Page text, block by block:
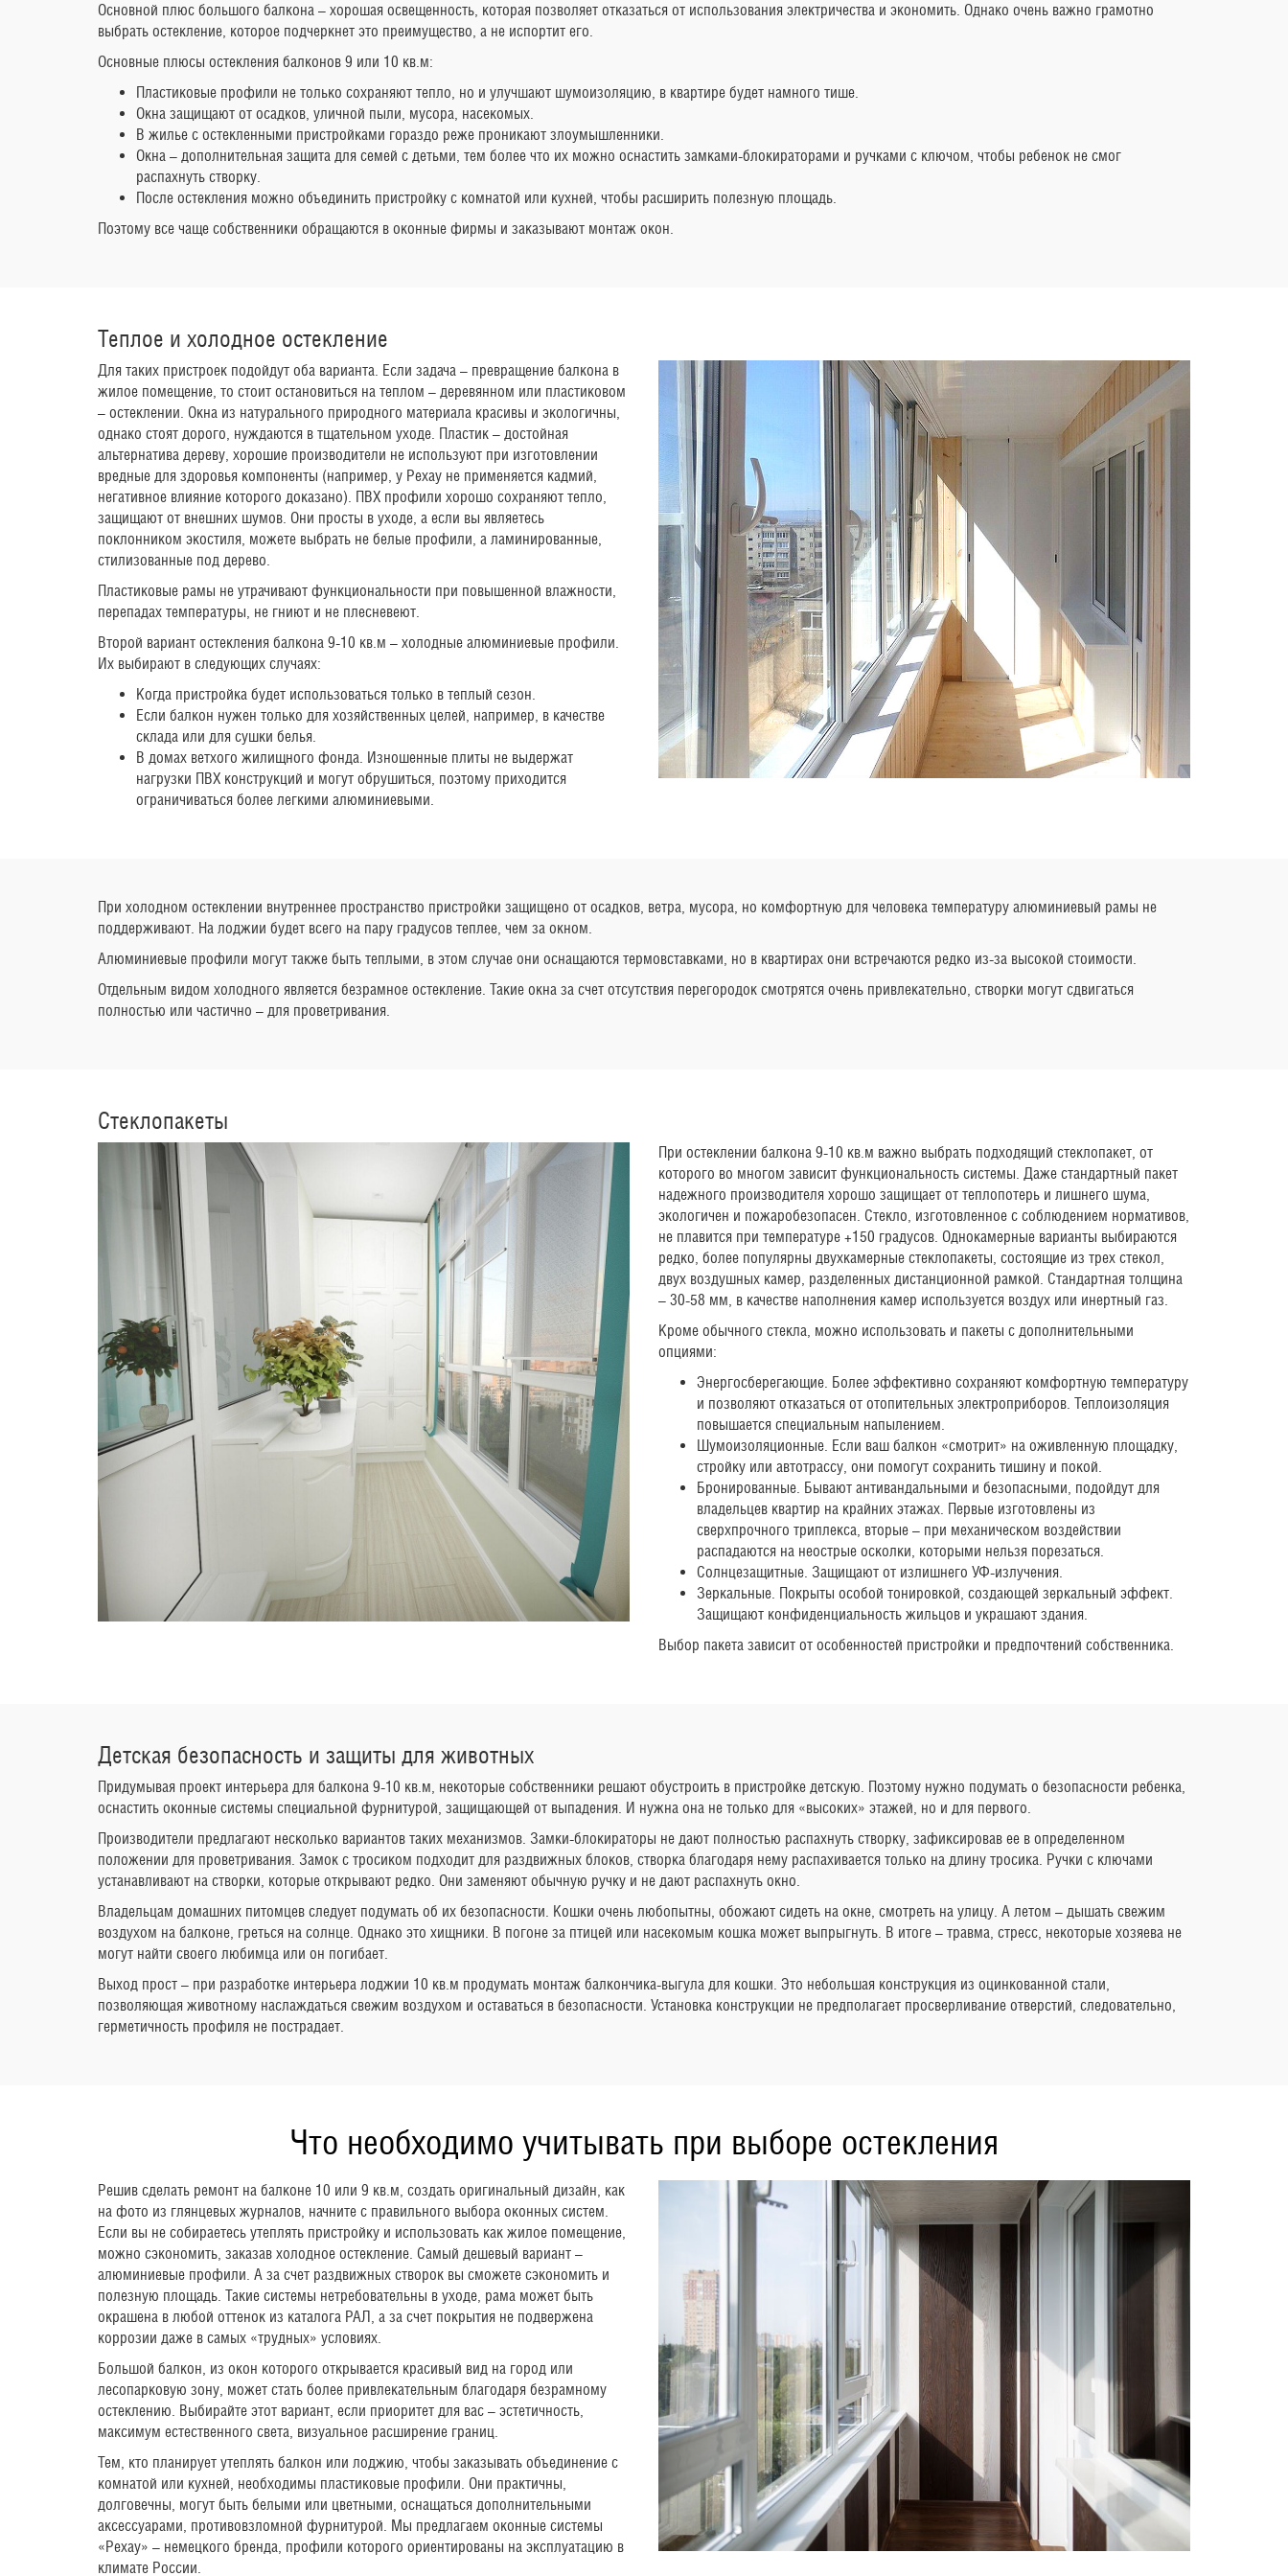
Основной плюс большого балкона – хорошая освещенность, которая позволяет отказаться от использования электричества и экономить. Однако очень важно грамотно
выбрать остекление, которое подчеркнет это преимущество, а не испортит его.
Основные плюсы остекления балконов 9 или 10 кв.м:
Пластиковые профили не только сохраняют тепло, но и улучшают шумоизоляцию, в квартире будет намного тише.
Окна защищают от осадков, уличной пыли, мусора, насекомых.
В жилье с остекленными пристройками гораздо реже проникают злоумышленники.
Окна – дополнительная защита для семей с детьми, тем более что их можно оснастить замками-блокираторами и ручками с ключом, чтобы ребенок не смог
распахнуть створку.
После остекления можно объединить пристройку с комнатой или кухней, чтобы расширить полезную площадь.
Поэтому все чаще собственники обращаются в оконные фирмы и заказывают монтаж окон.
Теплое и холодное остекление
Для таких пристроек подойдут оба варианта. Если задача – превращение балкона в
жилое помещение, то стоит остановиться на теплом – деревянном или пластиковом
– остеклении. Окна из натурального природного материала красивы и экологичны,
однако стоят дорого, нуждаются в тщательном уходе. Пластик – достойная
альтернатива дереву, хорошие производители не используют при изготовлении
вредные для здоровья компоненты (например, у Рехау не применяется кадмий,
негативное влияние которого доказано). ПВХ профили хорошо сохраняют тепло,
защищают от внешних шумов. Они просты в уходе, а если вы являетесь
поклонником экостиля, можете выбрать не белые профили, а ламинированные,
стилизованные под дерево.
Пластиковые рамы не утрачивают функциональности при повышенной влажности,
перепадах температуры, не гниют и не плесневеют.
Второй вариант остекления балкона 9-10 кв.м – холодные алюминиевые профили.
Их выбирают в следующих случаях:
Когда пристройка будет использоваться только в теплый сезон.
Если балкон нужен только для хозяйственных целей, например, в качестве
склада или для сушки белья.
В домах ветхого жилищного фонда. Изношенные плиты не выдержат
нагрузки ПВХ конструкций и могут обрушиться, поэтому приходится
ограничиваться более легкими алюминиевыми.
При холодном остеклении внутреннее пространство пристройки защищено от осадков, ветра, мусора, но комфортную для человека температуру алюминиевый рамы не
поддерживают. На лоджии будет всего на пару градусов теплее, чем за окном.
Алюминиевые профили могут также быть теплыми, в этом случае они оснащаются термовставками, но в квартирах они встречаются редко из-за высокой стоимости.
Отдельным видом холодного является безрамное остекление. Такие окна за счет отсутствия перегородок смотрятся очень привлекательно, створки могут сдвигаться
полностью или частично – для проветривания.
Стеклопакеты
При остеклении балкона 9-10 кв.м важно выбрать подходящий стеклопакет, от
которого во многом зависит функциональность системы. Даже стандартный пакет
надежного производителя хорошо защищает от теплопотерь и лишнего шума,
экологичен и пожаробезопасен. Стекло, изготовленное с соблюдением нормативов,
не плавится при температуре +150 градусов. Однокамерные варианты выбираются
редко, более популярны двухкамерные стеклопакеты, состоящие из трех стекол,
двух воздушных камер, разделенных дистанционной рамкой. Стандартная толщина
– 30-58 мм, в качестве наполнения камер используется воздух или инертный газ.
Кроме обычного стекла, можно использовать и пакеты с дополнительными
опциями:
Энергосберегающие. Более эффективно сохраняют комфортную температуру
и позволяют отказаться от отопительных электроприборов. Теплоизоляция
повышается специальным напылением.
Шумоизоляционные. Если ваш балкон «смотрит» на оживленную площадку,
стройку или автотрассу, они помогут сохранить тишину и покой.
Бронированные. Бывают антивандальными и безопасными, подойдут для
владельцев квартир на крайних этажах. Первые изготовлены из
сверхпрочного триплекса, вторые – при механическом воздействии
распадаются на неострые осколки, которыми нельзя порезаться.
Солнцезащитные. Защищают от излишнего УФ-излучения.
Зеркальные. Покрыты особой тонировкой, создающей зеркальный эффект.
Защищают конфиденциальность жильцов и украшают здания.
Выбор пакета зависит от особенностей пристройки и предпочтений собственника.
Детская безопасность и защиты для животных
Придумывая проект интерьера для балкона 9-10 кв.м, некоторые собственники решают обустроить в пристройке детскую. Поэтому нужно подумать о безопасности ребенка,
оснастить оконные системы специальной фурнитурой, защищающей от выпадения. И нужна она не только для «высоких» этажей, но и для первого.
Производители предлагают несколько вариантов таких механизмов. Замки-блокираторы не дают полностью распахнуть створку, зафиксировав ее в определенном
положении для проветривания. Замок с тросиком подходит для раздвижных блоков, створка благодаря нему распахивается только на длину тросика. Ручки с ключами
устанавливают на створки, которые открывают редко. Они заменяют обычную ручку и не дают распахнуть окно.
Владельцам домашних питомцев следует подумать об их безопасности. Кошки очень любопытны, обожают сидеть на окне, смотреть на улицу. А летом – дышать свежим
воздухом на балконе, греться на солнце. Однако это хищники. В погоне за птицей или насекомым кошка может выпрыгнуть. В итоге – травма, стресс, некоторые хозяева не
могут найти своего любимца или он погибает.
Выход прост – при разработке интерьера лоджии 10 кв.м продумать монтаж балкончика-выгула для кошки. Это небольшая конструкция из оцинкованной стали,
позволяющая животному наслаждаться свежим воздухом и оставаться в безопасности. Установка конструкции не предполагает просверливание отверстий, следовательно,
герметичность профиля не пострадает.
Что необходимо учитывать при выборе остекления
Решив сделать ремонт на балконе 10 или 9 кв.м, создать оригинальный дизайн, как
на фото из глянцевых журналов, начните с правильного выбора оконных систем.
Если вы не собираетесь утеплять пристройку и использовать как жилое помещение,
можно сэкономить, заказав холодное остекление. Самый дешевый вариант –
алюминиевые профили. А за счет раздвижных створок вы сможете сэкономить и
полезную площадь. Такие системы нетребовательны в уходе, рама может быть
окрашена в любой оттенок из каталога РАЛ, а за счет покрытия не подвержена
коррозии даже в самых «трудных» условиях.
Большой балкон, из окон которого открывается красивый вид на город или
лесопарковую зону, может стать более привлекательным благодаря безрамному
остеклению. Выбирайте этот вариант, если приоритет для вас – эстетичность,
максимум естественного света, визуальное расширение границ.
Тем, кто планирует утеплять балкон или лоджию, чтобы заказывать объединение с
комнатой или кухней, необходимы пластиковые профили. Они практичны,
долговечны, могут быть белыми или цветными, оснащаться дополнительными
аксессуарами, противовзломной фурнитурой. Мы предлагаем оконные системы
«Рехау» – немецкого бренда, профили которого ориентированы на эксплуатацию в
климате России.